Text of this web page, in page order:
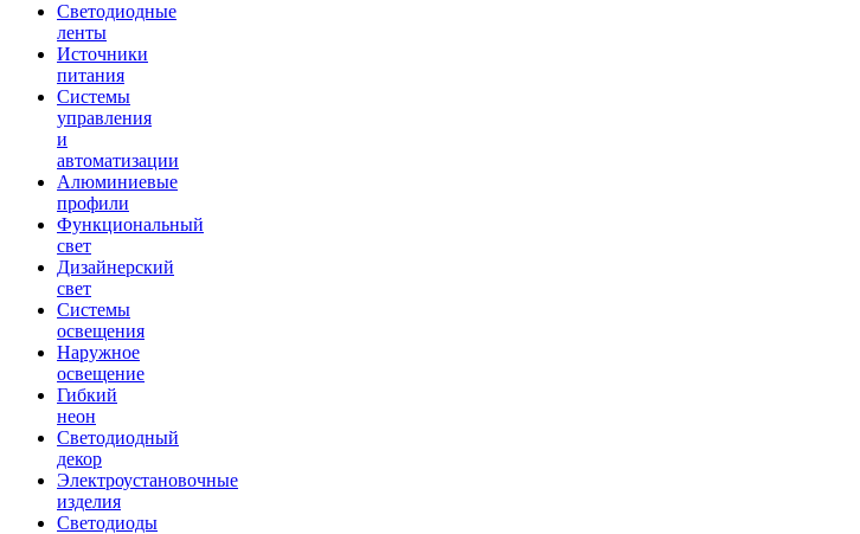
Светодиодные
ленты
Источники
питания
Системы
управления
и
автоматизации
Алюминиевые
профили
Функциональный
свет
Дизайнерский
свет
Системы
освещения
Наружное
освещение
Гибкий
неон
Светодиодный
декор
Электроустановочные
изделия
Светодиоды